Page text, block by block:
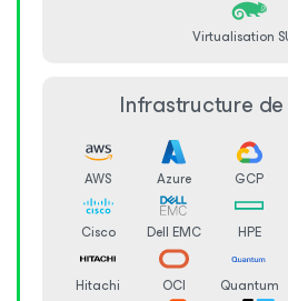
Virtualisation
Infrastructure
AWS Azure GCP
Cisco Dell EMC HPE
Hitachi OCI Quantum